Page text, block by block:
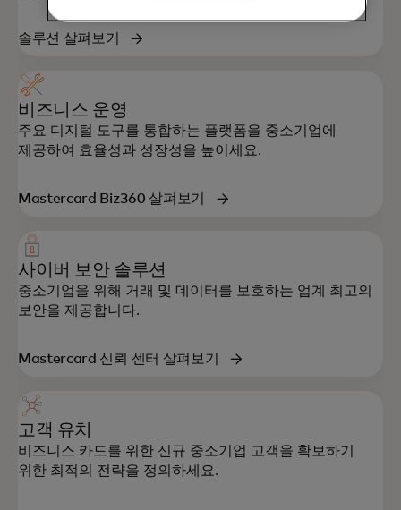
솔루션 살펴보기
비즈니스 운영
주요 디지털 도구를 통합하는 플랫폼을 중소기업에
제공하여 효율성과 성장성을 높이세요.
Mastercard Biz360 살펴보기
사이버 보안 솔루션
중소기업을 위해 거래 및 데이터를 보호하는 업계 최고의
보안을 제공합니다.
Mastercard 신뢰 센터 살펴보기
고객 유치
비즈니스 카드를 위한 신규 중소기업 고객을 확보하기
위한 최적의 전략을 정의하세요.